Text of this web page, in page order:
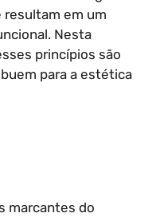
em um
Nesta
princípios são
para a estética
marcantes do